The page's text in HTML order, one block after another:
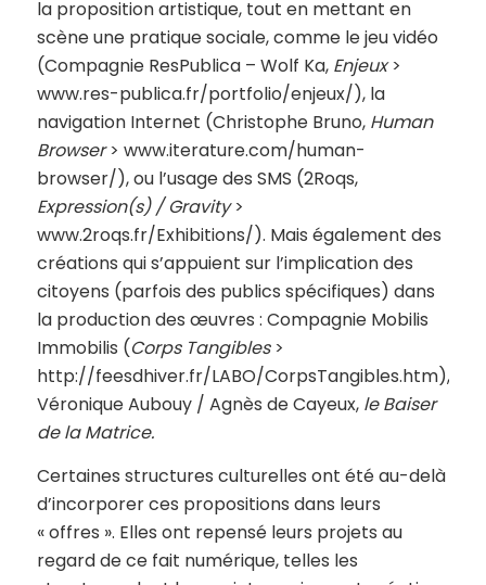
la proposition artistique, tout en mettant en
scène une pratique sociale, comme le jeu vidéo
(Compagnie ResPublica – Wolf Ka,Enjeux>
www.res-publica.fr/portfolio/enjeux/), la
navigation Internet (Christophe Bruno, Human
Browser> www.iterature.com/human-
browser/), ou l’usage des SMS (2Roqs,
Expression(s) / Gravity>
www.2roqs.fr/Exhibitions/). Mais également des
créations qui s’appuient sur l’implication des
citoyens (parfois des publics spécifiques) dans
la production des œuvres : Compagnie Mobilis
Immobilis (Corps Tangibles>
http://feesdhiver.fr/LABO/CorpsTangibles.htm),
Véronique Aubouy / Agnès de Cayeux, le Baiser
de la Matrice.
Certaines structures culturelles ont été au-delà
d’incorporer ces propositions dans leurs
« offres ». Elles ont repensé leurs projets au
regard de ce fait numérique, telles les